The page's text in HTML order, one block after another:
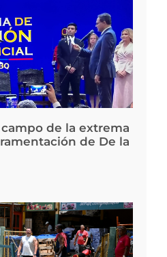
de la extrema
de De la